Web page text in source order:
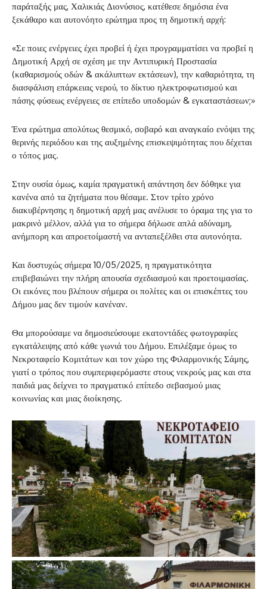
παράταξής μας, Χαλικιάς Διονύσιος, κατέθεσε δημόσια ένα
ξεκάθαρο και αυτονόητο ερώτημα προς τη δημοτική αρχή:
«Σε ποιες ενέργειες έχει προβεί ή έχει προγραμματίσει να προβεί η
Δημοτική Αρχή σε σχέση με την Αντιπυρική Προστασία
(καθαρισμούς οδών & ακάλυπτων εκτάσεων), την καθαριότητα, τη
διασφάλιση επάρκειας νερού, το δίκτυο ηλεκτροφωτισμού και
πάσης φύσεως ενέργειες σε επίπεδο υποδομών & εγκαταστάσεων;»
Ένα ερώτημα απολύτως θεσμικό, σοβαρό και αναγκαίο ενόψει της
θερινής περιόδου και της αυξημένης επισκεψιμότητας που δέχεται
ο τόπος μας.
Στην ουσία όμως, καμία πραγματική απάντηση δεν δόθηκε για
κανένα από τα ζητήματα που θέσαμε. Στον τρίτο χρόνο
διακυβέρνησης η δημοτική αρχή μας ανέλυσε το όραμα της για το
μακρινό μέλλον, αλλά για το σήμερα δήλωσε απλά αδύναμη,
ανήμπορη και απροετοίμαστή να ανταπεξέλθει στα αυτονόητα.
Και δυστυχώς σήμερα 10/05/2025, η πραγματικότητα
επιβεβαιώνει την πλήρη απουσία σχεδιασμού και προετοιμασίας.
Οι εικόνες που βλέπουν σήμερα οι πολίτες και οι επισκέπτες του
Δήμου μας δεν τιμούν κανέναν.
Θα μπορούσαμε να δημοσιεύσουμε εκατοντάδες φωτογραφίες
εγκατάλειψης από κάθε γωνιά του Δήμου. Επιλέξαμε όμως το
Νεκροταφείο Κομιτάτων και τον χώρο της Φιλαρμονικής Σάμης,
γιατί ο τρόπος που συμπεριφερόμαστε στους νεκρούς μας και στα
παιδιά μας δείχνει το πραγματικό επίπεδο σεβασμού μιας
κοινωνίας και μιας διοίκησης.